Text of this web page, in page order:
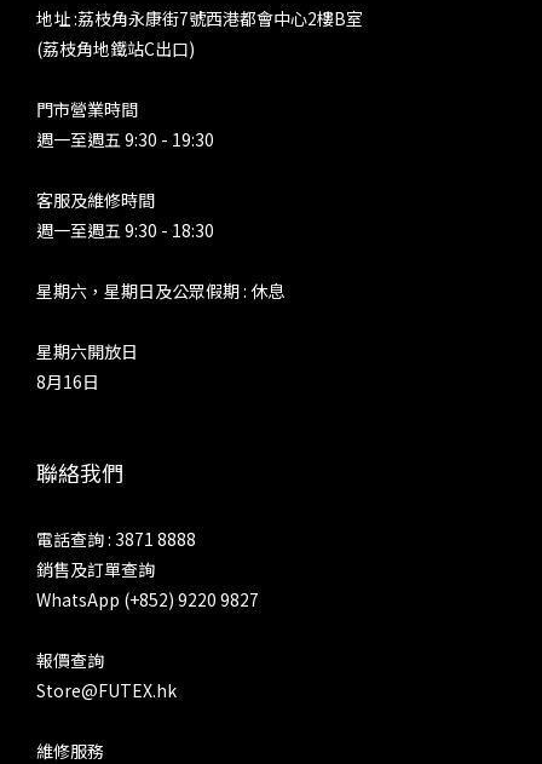
地址 :荔枝角永康街7號西港都會中心2樓B室
(荔枝角地鐵站C出口)
門市營業時間
週一至週五 9:30 - 19:30
客服及維修時間
週一至週五 9:30 - 18:30
星期六，星期日及公眾假期 : 休息
星期六開放日
8月16日
聯絡我們
電話查詢 : 3871 8888
銷售及訂單查詢
WhatsApp (+852) 9220 9827
報價查詢
Store@FUTEX.hk
維修服務